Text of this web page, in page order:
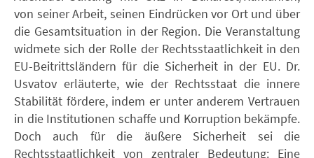
von seiner Arbeit, seinen Eindrücken vor Ort und über
die Gesamtsituation in der Region. Die Veranstaltung
widmete sich der Rolle der Rechtsstaatlichkeit in den
EU-Beitrittsländern für die Sicherheit in der EU. Dr.
Usvatov erläuterte, wie der Rechtsstaat die innere
Stabilität fördere, indem er unter anderem Vertrauen
in die Institutionen schaffe und Korruption bekämpfe.
Doch auch für die äußere Sicherheit sei die
Rechtsstaatlichkeit von zentraler Bedeutung: Eine